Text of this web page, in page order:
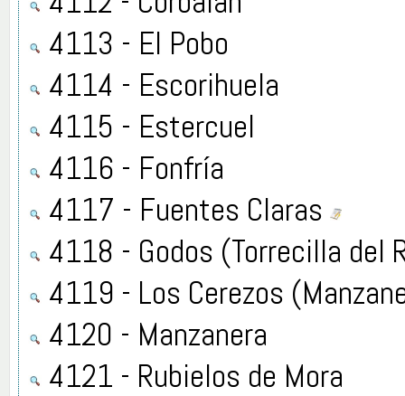
4113 - El Pobo
4114 - Escorihuela
4115 - Estercuel
4116 - Fonfría
4117 - Fuentes Claras
4118 - Godos (Torrecilla del
4119 - Los Cerezos
4120 - Manzanera
4121 - Rubielos de Mora